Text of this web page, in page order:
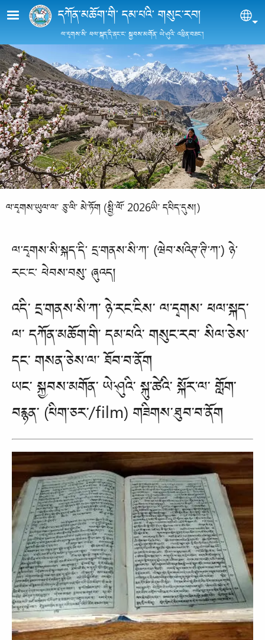
Skip to main contentདཀོན་མཆོག་གི་ དམ་པའི་ གསུང་རབ།
ལ་དྭགས་སི་ ཕལ་སྐད་དི་ནང་ང་ སྐྱབས་མགོན་ ཡེ་ཤུའི་ འཕྲིན་བཟང་།
ལ་དྭགས་ཡུལ་ལ་ ཅུ་ལི་ མེ་ཏོག (སྤྱི་ལོ་ 2026ཡི་ དཔིད་དུས།)
ལ་དྭགས་སི་སྐད་དི་ དྲ་གནས་སི་ཀ་ (ཝེབ་སའིཊ་ཊི་ཀ་) ཉེ་
རང་ང་ ཕེབས་བསུ་ ཞུའད།
འདི་ དྲ་གནས་སི་ཀ་ ཉེ་རང་ངིས་ ལ་དྭགས་ ཕལ་སྐད་
ལ་ དཀོན་མཆོག་གི་ དམ་པའི་ གསུང་རབ་ སིལ་ཅེས་
དང་ གསན་ཅེས་ལ་ ཐོབ་བ་ནོག
ཡང་ སྐྱབས་མགོན་ ཡེ་ཤུའི་ སྐུ་ཚེའི་ སྐོར་ལ་ གློག་
བརྙན་ (པིག་ཅར་/film)གཟིགས་ཐུབ་བ་ནོག